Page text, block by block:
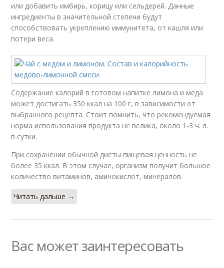
или добавить имбирь, корицу или сельдерей. Данные
ингредиенты в значительной степени будут
способствовать укреплению иммунитета, от кашля или
потери веса.
Содержание калорий в готовом напитке лимона и меда
может достигать 350 ккал на 100 г, в зависимости от
выбранного рецепта. Стоит помнить, что рекомендуемая
норма использования продукта не велика, около 1-3 ч. л.
в сутки.
При сохранении обычной диеты пищевая ценность не
более 35 ккал. В этом случае, организм получит большое
количество витаминов, аминокислот, минералов.
Читать дальше →
Вас может заинтересовать